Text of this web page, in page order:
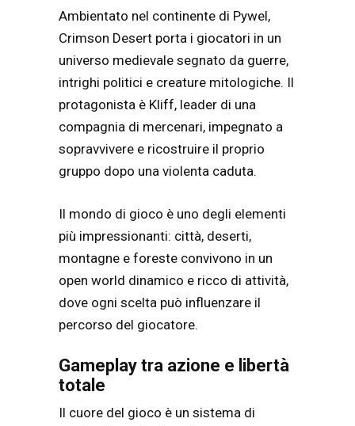
Ambientato nel continente di Pywel,
Crimson Desert porta i giocatori in un
universo medievale segnato da guerre,
intrighi politici e creature mitologiche. Il
protagonista è Kliff, leader di una
compagnia di mercenari, impegnato a
sopravvivere e ricostruire il proprio
gruppo dopo una violenta caduta.
Il mondo di gioco è uno degli elementi
più impressionanti: città, deserti,
montagne e foreste convivono in un
open world dinamico e ricco di attività,
dove ogni scelta può influenzare il
percorso del giocatore.
Gameplay tra azione e libertà
totale
Il cuore del gioco è un sistema di